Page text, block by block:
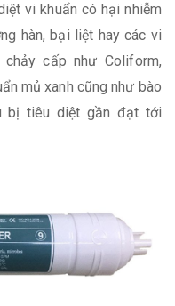
vi khuẩn có hại nhiễm
hàn, bại liệt hay các vi
cấp như Coliform,
mủ xanh cũng như bào
bị tiêu diệt gần đạt tới